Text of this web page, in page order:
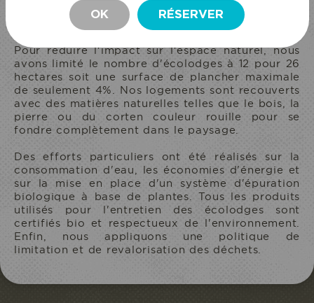
ÉCOLOGIQUES RESPECTUEUX
DE L'ENVIRONNEMENT
Pour réduire l'impact sur l'espace naturel, nous
avons limité le nombre d'écolodges à 12 pour 26
hectares soit une surface de plancher maximale
de seulement 4%. Nos logements sont recouverts
avec des matières naturelles telles que le bois, la
pierre ou du corten couleur rouille pour se
fondre complètement dans le paysage.
Des efforts particuliers ont été réalisés sur la
consommation d'eau, les économies d'énergie et
sur la mise en place d'un système d'épuration
biologique à base de plantes. Tous les produits
utilisés pour l'entretien des écolodges sont
certifiés bio et respectueux de l'environnement.
Enfin, nous appliquons une politique de
limitation et de revalorisation des déchets.
SEJOUR
OK RÉSERVER